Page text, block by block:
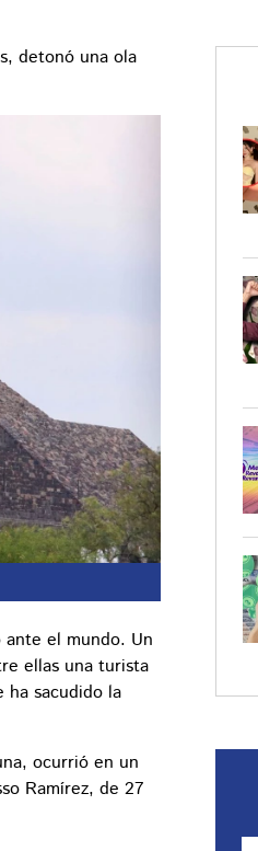
detonó una ola
el mundo. Un
ellas una turista
sacudido la
ocurrió en un
Ramírez, de 27